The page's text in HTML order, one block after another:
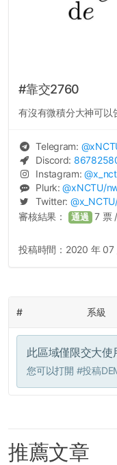
#靠交2760
有沒有微積分大神可以
Telegram: @
Discord:
Instagram:@
Plurk:@xNCTU/
Twitter: @x_NCTU
審核結果： 通過 7 票 /
投稿時間： 2020 年 07
# 系級
此區域僅限交大使
您可以打開 #投稿
推薦文章